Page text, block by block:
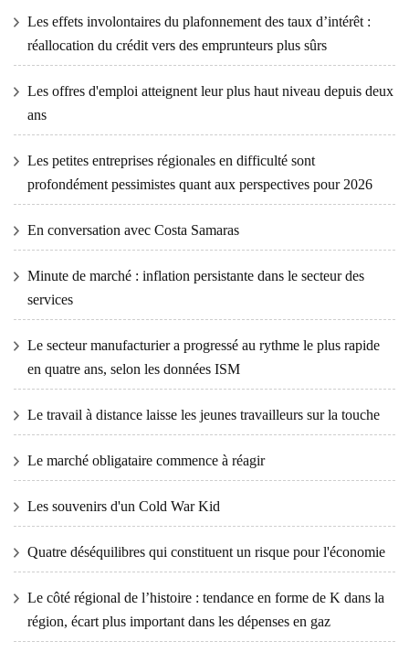
Les effets involontaires du plafonnement des taux d’intérêt :
réallocation du crédit vers des emprunteurs plus sûrs
Les offres d'emploi atteignent leur plus haut niveau depuis deux
ans
Les petites entreprises régionales en difficulté sont
profondément pessimistes quant aux perspectives pour 2026
En conversation avec Costa Samaras
Minute de marché : inflation persistante dans le secteur des
services
Le secteur manufacturier a progressé au rythme le plus rapide
en quatre ans, selon les données ISM
Le travail à distance laisse les jeunes travailleurs sur la touche
Le marché obligataire commence à réagir
Les souvenirs d'un Cold War Kid
Quatre déséquilibres qui constituent un risque pour l'économie
Le côté régional de l’histoire : tendance en forme de K dans la
région, écart plus important dans les dépenses en gaz